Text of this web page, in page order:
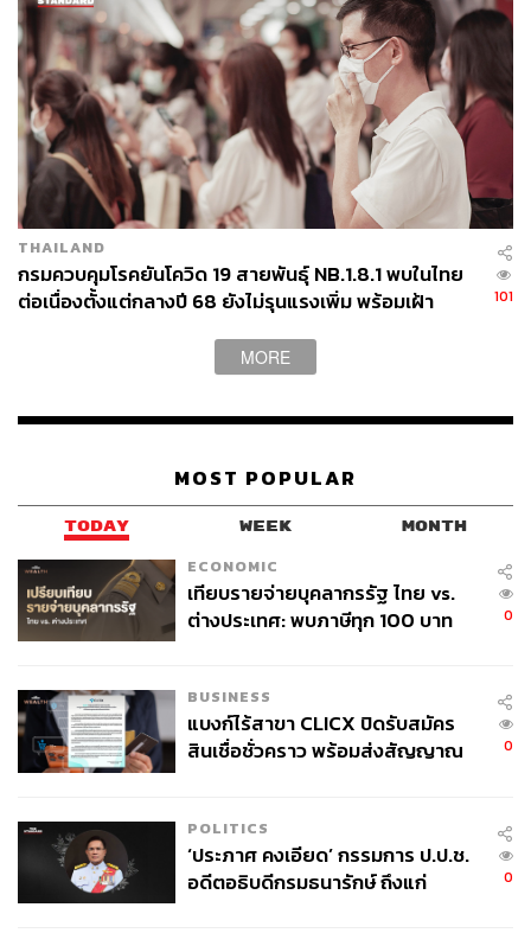
THAILAND
กรมควบคุมโรคยันโควิด 19 สายพันธุ์ NB.1.8.1 พบในไทย
ต่อเนื่องตั้งแต่กลางปี 68 ยังไม่รุนแรงเพิ่ม พร้อมเฝ้า
101
MORE
MOST POPULAR
TODAY WEEK MONTH
ECONOMIC
เทียบรายจ่ายบุคลากรรัฐ ไทย vs.
ต่างประเทศ: พบภาษีทุก 100 บาท
0
BUSINESS
แบงก์ไร้สาขา CLICX ปิดรับสมัคร
สินเชื่อชั่วคราว พร้อมส่งสัญญาณ
0
POLITICS
‘ประภาศ คงเอียด’ กรรมการ ป.ป.ช.
อดีตอธิบดีกรมธนารักษ์ ถึงแก่
0